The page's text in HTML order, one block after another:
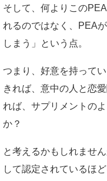
そして、何よりこの
れるのではなく、PEA
しまう」という点。
つまり、好意を持って
きれば、意中の人と恋
れば、サプリメントの
か？
と考えるかもしれませ
して認定されているほ